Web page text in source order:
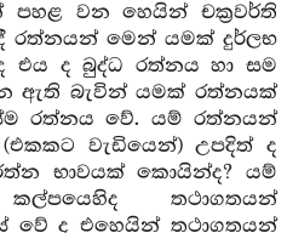
පහළ වන හෙයින් චක්‍රවර්ති
රත්නයන් මෙන් යමක් දුර්ලභ
එය ද බුද්ධ රත්නය හා සම
ඇති බැවින් යමක් රත්නයක්
රත්නය වේ. යම් රත්නයන්
වැඩියෙන්) උපදිත් ද
භාවයක් කොයින්ද? යම්
තථාගතයන්
ද එහෙයින් තථාගතයන්